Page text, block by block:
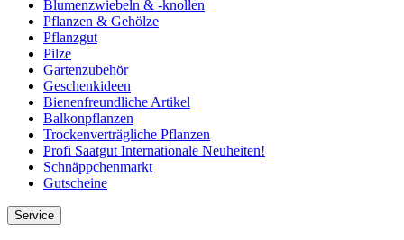
Blumenzwiebeln & -knollen
Pflanzen & Gehölze
Pflanzgut
Pilze
Gartenzubehör
Geschenkideen
Bienenfreundliche Artikel
Balkonpflanzen
Trockenverträgliche Pflanzen
Profi Saatgut Internationale Neuheiten!
Schnäppchenmarkt
Gutscheine
Service